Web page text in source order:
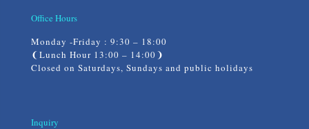
Office Hours
Monday -Friday : 9:30 – 18:00
❨Lunch Hour 13:00 – 14:00❩
Closed on Saturdays, Sundays and public holidays
Inquiry